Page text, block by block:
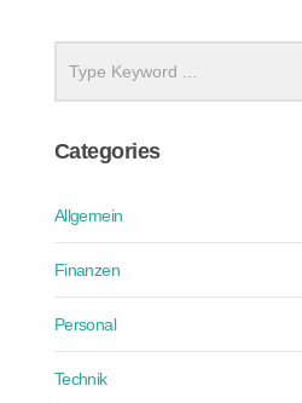
Categories
Allgemein
Finanzen
Personal
Technik